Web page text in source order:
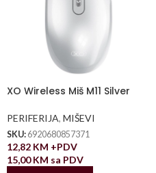
XO Wireless Miš M11 Silver
PERIFERIJA, MIŠEVI
SKU: 6920680857371
12,82 KM +PDV
15,00KM sa PDV